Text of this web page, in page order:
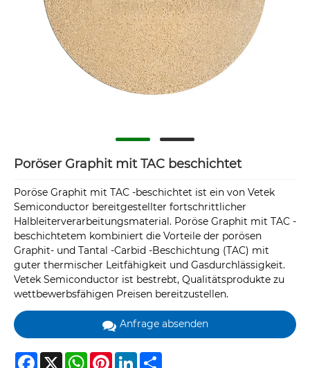
Poröser Graphit mit TAC beschichtet
Poröse Graphit mit TAC -beschichtet ist ein von Vetek
Semiconductor bereitgestellter fortschrittlicher
Halbleiterverarbeitungsmaterial. Poröse Graphit mit TAC -
beschichtetem kombiniert die Vorteile der porösen
Graphit- und Tantal -Carbid -Beschichtung (TAC) mit
guter thermischer Leitfähigkeit und Gasdurchlässigkeit.
Vetek Semiconductor ist bestrebt, Qualitätsprodukte zu
wettbewerbsfähigen Preisen bereitzustellen.
Anfrage absenden
Facebook
X WhatsAppPinterestLinkedIn